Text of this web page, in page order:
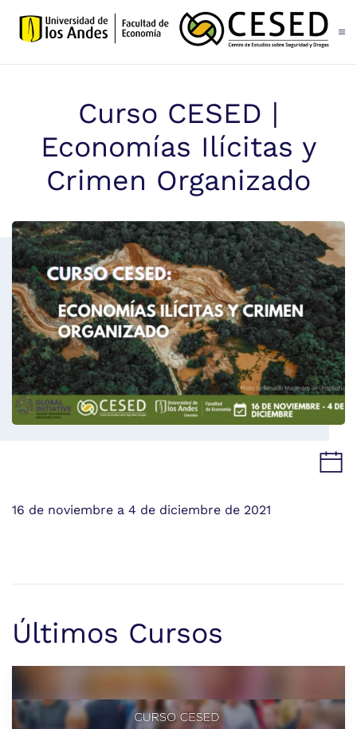
Skip to main content
Curso CESED |
Economías Ilícitas y
Crimen Organizado
16 de noviembre a 4 de diciembre de 2021
Últimos Cursos